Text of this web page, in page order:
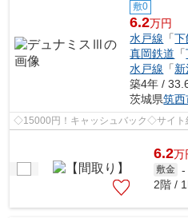
敷0
6.2万円
水戸線 「下
真岡鉄道 「
水戸線 「
築4年 /
茨城県筑西
◇15000円！キャッシュバック◇サイト
6.2万
敷金 -
2階 /